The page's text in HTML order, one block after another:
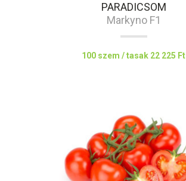
PARADICSOM
Markyno F1
100 szem / tasak 22 225 Ft